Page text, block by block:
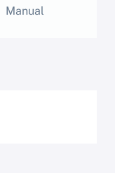
Manual